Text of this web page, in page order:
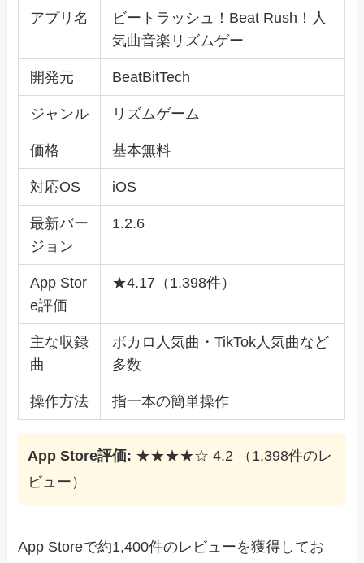
アプリ名
ビートラッシュ！Beat Rush！人
気曲音楽リズムゲー
開発元 BeatBitTech
ジャンル リズムゲーム
価格 基本無料
対応OS iOS
最新バー
ジョン
1.2.6
App Stor
e評価
★4.17（1,398件）
主な収録
曲
ボカロ人気曲・TikTok人気曲など
多数
操作方法 指一本の簡単操作
App Store評価: ★★★★☆ 4.2 （1,398件のレ
ビュー）
App Storeで約1,400件のレビューを獲得してお